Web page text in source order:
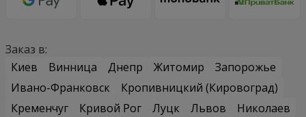
Заказ в:
Киев
Винница Днепр Житомир
Запорожье
Ивано-Франковск
Кропивницкий (Кировоград)
Кременчуг
Кривой Рог Луцк Львов
Николаев